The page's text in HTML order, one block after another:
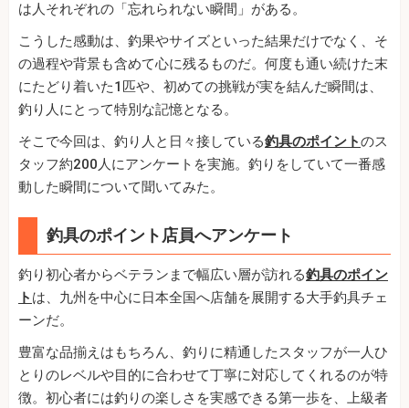
は人それぞれの「忘れられない瞬間」がある。
こうした感動は、釣果やサイズといった結果だけでなく、そ
の過程や背景も含めて心に残るものだ。何度も通い続けた末
にたどり着いた1匹や、初めての挑戦が実を結んだ瞬間は、
釣り人にとって特別な記憶となる。
そこで今回は、釣り人と日々接している釣具のポイントのス
タッフ約200人にアンケートを実施。釣りをしていて一番感
動した瞬間について聞いてみた。
釣具のポイント店員へアンケート
釣り初心者からベテランまで幅広い層が訪れる釣具のポイン
ト は、九州を中心に日本全国へ店舗を展開する大手釣具チェ
ーンだ。
豊富な品揃えはもちろん、釣りに精通したスタッフが一人ひ
とりのレベルや目的に合わせて丁寧に対応してくれるのが特
徴。初心者には釣りの楽しさを実感できる第一歩を、上級者